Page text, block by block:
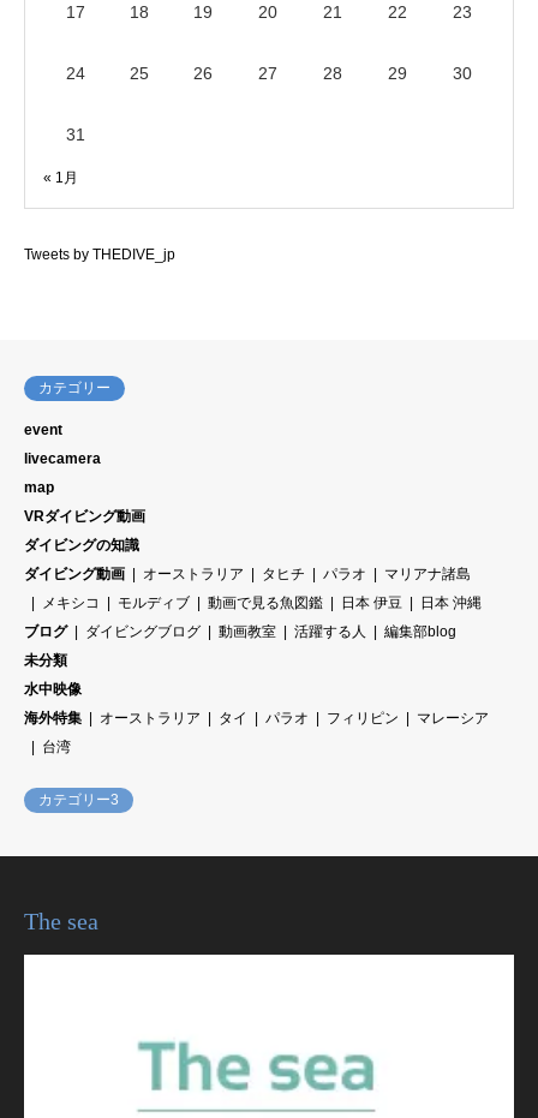
17 18 19 20 21 22 23
24 25 26 27 28 29 30
31
« 1月
Tweets by THEDIVE_jp
カテゴリー
event
livecamera
map
VRダイビング動画
ダイビングの知識
ダイビング動画
オーストラリア タヒチ パラオ
マリアナ諸島
メキシコ
モルディブ 動画で見る魚図鑑 日本 伊豆
日本 沖縄
ブログ
ダイビングブログ 動画教室 活躍する人
編集部blog
未分類
水中映像
海外特集
オーストラリア タイ パラオ フィリピン
マレーシア
台湾
カテゴリー3
The sea